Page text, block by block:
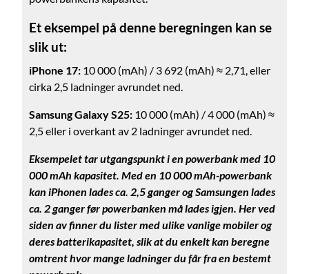
Et eksempel på denne beregningen kan se
slik ut:
iPhone 17: 10 000 (mAh) / 3 692 (mAh) ≈ 2,71, eller
cirka 2,5 ladninger avrundet ned.
Samsung Galaxy S25: 10 000 (mAh) / 4 000 (mAh) ≈
2,5 eller i overkant av 2 ladninger avrundet ned.
Eksempelet tar utgangspunkt i en powerbank med 10
000 mAh kapasitet. Med en 10 000 mAh-powerbank
kan iPhonen lades ca. 2,5 ganger og Samsungen lades
ca. 2 ganger før powerbanken må lades igjen. Her ved
siden av finner du lister med ulike vanlige mobiler og
deres batterikapasitet, slik at du enkelt kan beregne
omtrent hvor mange ladninger du får fra en bestemt